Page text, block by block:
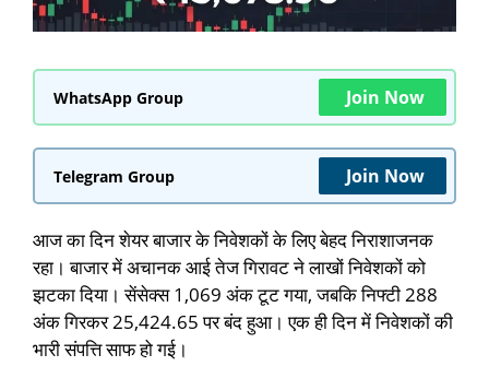
WhatsApp Group Join Now
Telegram Group Join Now
आज का दिन शेयर बाजार के निवेशकों के लिए बेहद निराशाजनक
रहा। बाजार में अचानक आई तेज गिरावट ने लाखों निवेशकों को
झटका दिया। सेंसेक्स 1,069 अंक टूट गया, जबकि निफ्टी 288
अंक गिरकर 25,424.65 पर बंद हुआ। एक ही दिन में निवेशकों की
भारी संपत्ति साफ हो गई।